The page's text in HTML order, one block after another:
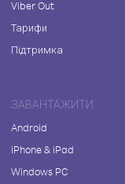
Viber Out
Тарифи
Підтримка
ЗАВАНТАЖИТИ
Android
iPhone & iPad
Windows PC